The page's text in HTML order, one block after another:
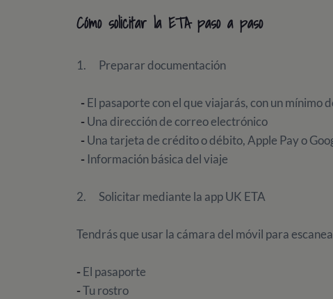
Cómo solicitar la ETA paso a paso
1. Preparar documentación
-El pasaporte con el que viajarás, con un mínimo
-Una dirección de correo electrónico
-Una tarjeta de crédito o débito, Apple Pay o
-Información básica del viaje
2. Solicitar mediante la app UK ETA
Tendrás que usar la cámara del móvil para
-El pasaporte
-Tu rostro